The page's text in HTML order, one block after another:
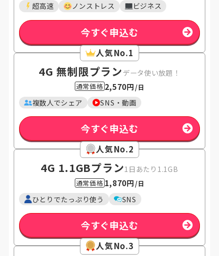
超高速 ノンストレス ビジネス
今すぐ申込む
人気No.1
4G 無制限プランデータ使い放題！
通常価格2,570円 /日
複数人でシェア SNS・動画
今すぐ申込む
人気No.2
4G 1.1GBプラン1日あたり1.1GB
通常価格1,870円 /日
ひとりでたっぷり使う SNS
今すぐ申込む
人気No.3